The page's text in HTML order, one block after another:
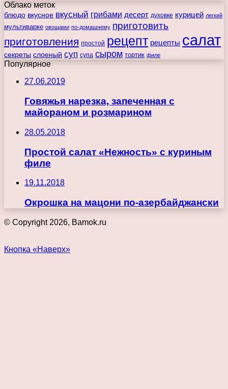
Облако меток
блюдо вкусное вкусный грибами десерт духовке курицей легкий
мультиварке овощами по-домашнему приготовить
приготовления простой рецепт рецепты салат
секреты слоеный суп супа сыром тортик филе
Популярное
27.06.2019
Говяжья нарезка, запеченная с
майораном и розмарином
28.05.2018
Простой салат «Нежность» с куриным
филе
19.11.2018
Окрошка на мацони по-азербайджански
© Copyright 2026, Bamok.ru
Кнопка «Наверх»